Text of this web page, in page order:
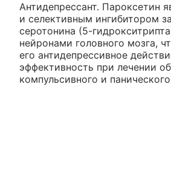
Антидепрессант. Пароксетин
и селективным ингибитором
серотонина (5-
нейронами головного мозга,
его антидепрессивное
эффективность при лечении
компульсивного и